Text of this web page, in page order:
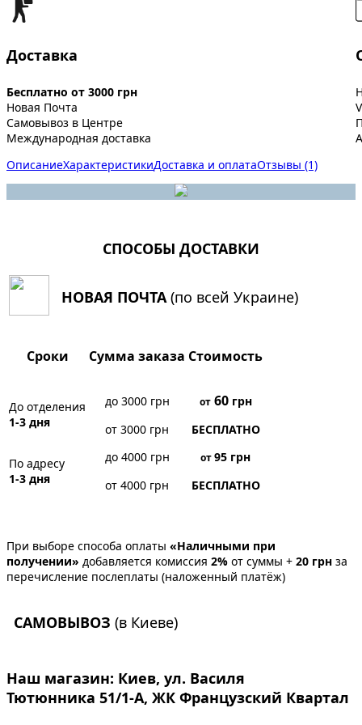
Доставка
Бесплатно от 3000 грн
Новая Почта
Самовывоз в Центре
Международная доставка
ОписаниеХарактеристикиДоставка и оплатаОтзывы (1)
СПОСОБЫ ДОСТАВКИ
НОВАЯ ПОЧТА(по всей Украине)
Сроки Сумма заказа Стоимость
До отделения
1-3 дня
до 3000 грн от60грн
от 3000 грн
БЕСПЛАТНО
По адресу
1-3 дня
до 4000 грн от95 грн
от 4000 грн
БЕСПЛАТНО
При выборе способа оплаты «Наличными при
получении» добавляется комиссия 2% от суммы + 20 грн за
перечисление послеплаты (наложенный платёж)
САМОВЫВОЗ (в Киеве)
Наш магазин: Киев, ул. Василя
Тютюнника 51/1-А, ЖК Французский Квартал